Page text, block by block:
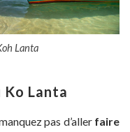
Lanta
Ko Lanta
pas d’aller faire